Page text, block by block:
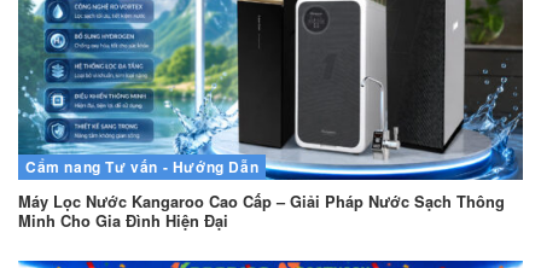
Cẩm nang Tư vấn - Hướng Dẫn
Máy Lọc Nước Kangaroo Cao Cấp – Giải Pháp Nước Sạch Thông
Minh Cho Gia Đình Hiện Đại